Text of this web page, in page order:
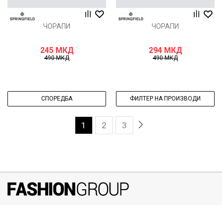
ЧОРАПИ
245 МКД
490МКД
ЧОРАПИ
294 МКД
490МКД
СПОРЕДБА ФИЛТЕР НА ПРОИЗВОДИ
1 2 3